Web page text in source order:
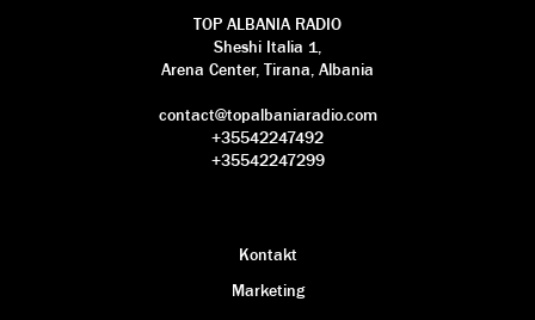
TOP ALBANIA RADIO
Sheshi Italia 1,
Arena Center, Tirana, Albania
contact@topalbaniaradio.com
+35542247492
+35542247299
Kontakt
Marketing